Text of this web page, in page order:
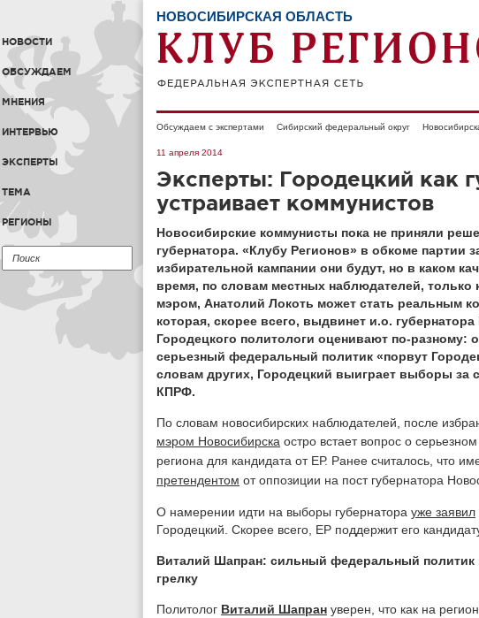
НОВОСТИ
ОБСУЖДАЕМ
МНЕНИЯ
ИНТЕРВЬЮ
ЭКСПЕРТЫ
ТЕМА
РЕГИОНЫ
НОВОСИБИРСКАЯ ОБЛАСТЬ
Обсуждаем с экспертами Сибирский федеральный округ
11 апреля 2014
Эксперты: Городецкий как
устраивает коммунистов
Новосибирские коммунисты пока не приняли
губернатора. «Клубу Регионов» в обкоме партии
избирательной кампании они будут, но в каком
время, по словам местных наблюдателей, только
мэром, Анатолий Локоть может стать реальным
которая, скорее всего, выдвинет и.о.
Городецкого политологи оценивают по-разному:
серьезный федеральный политик «порвут
словам других, Городецкий выиграет выборы за
КПРФ.
По словам новосибирских наблюдателей, после
мэром Новосибирска остро встает вопрос о
региона для кандидата от ЕР. Ранее считалось, что
претендентом от оппозиции на пост губернатора
О намерении идти на выборы губернатора уже заявил
Городецкий. Скорее всего, ЕР поддержит его
Виталий Шапран: сильный федеральный политик
грелку
Политолог Виталий Шапран уверен, что как на